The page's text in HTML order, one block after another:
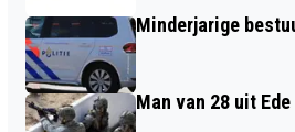
Minderjarige
Man van 28 uit